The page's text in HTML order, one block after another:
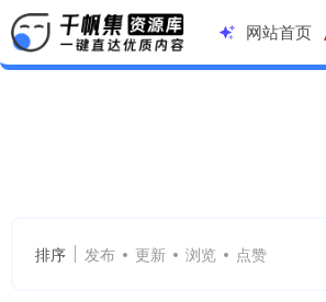
网站首页
排序 发布 更新 浏览 点赞